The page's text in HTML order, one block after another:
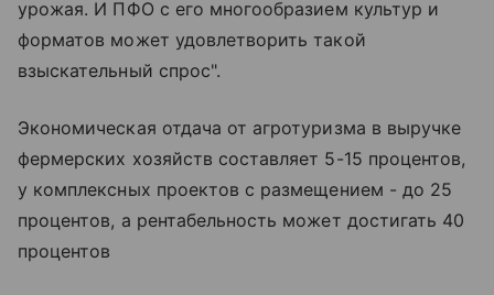
урожая. И ПФО с его многообразием культур и
форматов может удовлетворить такой
взыскательный спрос".
Экономическая отдача от агротуризма в выручке
фермерских хозяйств составляет 5-15 процентов,
у комплексных проектов с размещением - до 25
процентов, а рентабельность может достигать 40
процентов